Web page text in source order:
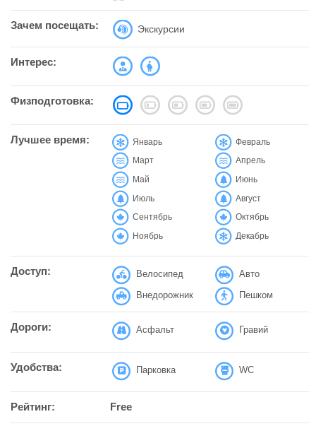
Зачем посещать: Экскурсии
Интерес:
Физподготовка:
Лучшее время: Январь Февраль
Март Апрель
Май Июнь
Июль Август
Сентябрь Октябрь
Ноябрь Декабрь
Доступ: Велосипед
Авто
Внедорожник
Пешком
Дороги: Асфальт Гравий
Удобства: Парковка WC
Рейтинг: Free